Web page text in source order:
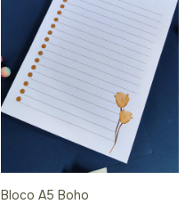
Bloco A5 Boho